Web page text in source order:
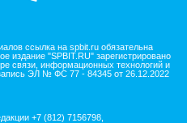
ссылка на spbit.ru обязательна
издание "SPBIT.RU" зарегистрировано
связи, информационных технологий и
ЭЛ № ФС 77 - 84345 от 26.12.2022
+7 (812) 7156798,